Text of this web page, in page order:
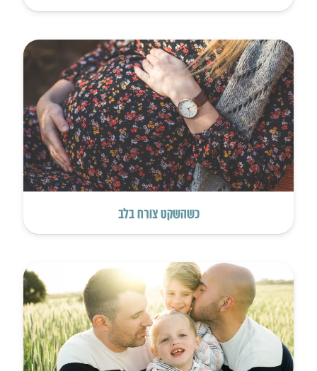
כשהשקט צורח בלב